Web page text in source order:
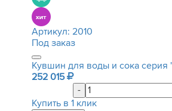
Артикул: 2010
Под заказ
Кувшин для воды и сока серия
252 015
-
Купить в 1 клик